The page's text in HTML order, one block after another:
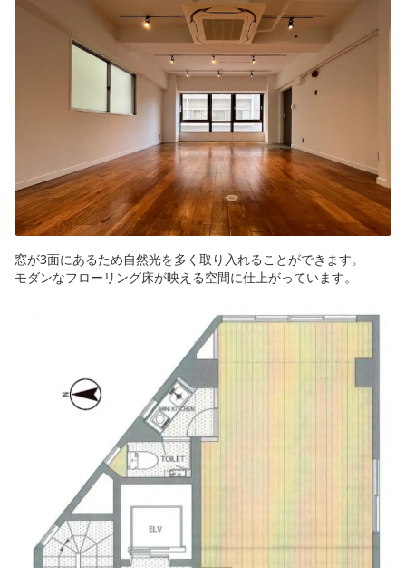
窓が3面にあるため自然光を多く取り入れることができます。
モダンなフローリング床が映える空間に仕上がっています。